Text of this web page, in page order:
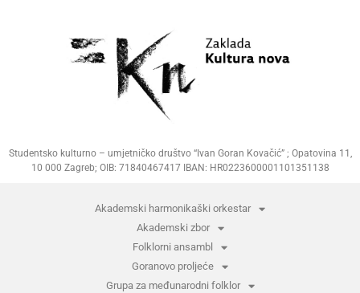
Studentsko kulturno – umjetničko društvo “Ivan Goran Kovačić” ; Opatovina 11,
10 000 Zagreb; OIB: 71840467417 IBAN: HR0223600001101351138
Akademski harmonikaški orkestar
Akademski zbor
Folklorni ansambl
Goranovo proljeće
Grupa za međunarodni folklor